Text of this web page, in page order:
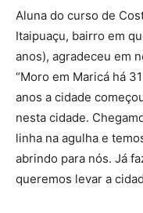
Aluna do curso de
Itaipuaçu, bairro em
anos), agradeceu em
“Moro em Maricá há
anos a cidade
nesta cidade.
linha na agulha e
abrindo para nós. Já
queremos levar a